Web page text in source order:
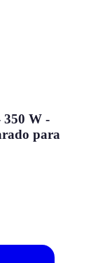
350 W -
para